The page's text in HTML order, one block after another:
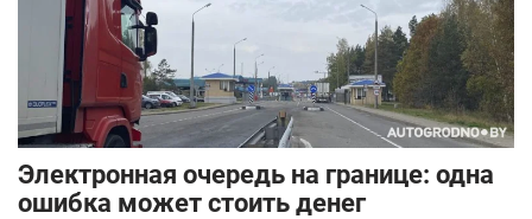
Электронная очередь на границе: одна
ошибка может стоить денег